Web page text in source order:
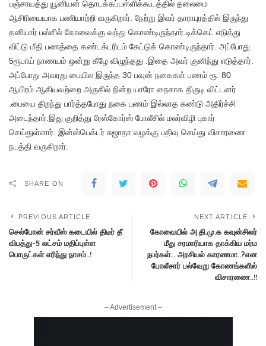
பஞ்சாயத்து யூனியன் தொடக்கப்பள்ளிக்கூடத்தில் தலைமை
ஆசிரியையாக பணியாற்றி வருகிறார். நேற்று இவர் தாராபுரத்தில் இருந்து
தனியார் பஸ்சில் கோவைக்கு வந்து கொண்டிருந்தார்.டிக்கெட் எடுத்து
விட்டு மீதி பணத்தை கண்டக்டரிடம் கேட்டுக் கொண்டிருந்தார். அப்போது
5ரூபாய் நாணயம் ஒன்று கீழே விழுந்தது .இதை அவர் குனிந்து எடுத்தார்.
அப்போது அவரது பையில இருந்த 30 பவுன் நகைகள் பணம் ரூ. 80
ஆயிரம் ஆகியவற்றை அருகில் நின்ற யாரோ நைசாக திருடி விட்டனர்
.பையை திறந்து பார்த்தபோது நகை பணம் இல்லாத கண்டு அதிர்ச்சி
அடைந்தார்.இது குறித்து ரேஸ்கோர்ஸ் போலீசில் மலர்விழி புகார்
செய்துள்ளார். இன்ஸ்பெக்டர் சுஜாதா வழக்கு பதிவு செய்து விசாரணை
நடத்தி வருகிறார்.
SHARE ON
PREVIOUS ARTICLE
செல்போன் சர்வீஸ் கடையில் திடீர் தீ
விபத்து-5 லட்சம் மதிப்புள்ள
பொருட்கள் எரிந்து நாசம்..!
NEXT ARTICLE
கோவையில் அ.தி.மு.க கவுன்சிலர்
மீது சரமாரியாக தாக்கிய மர்ம
நபர்கள்… அரசியல் காரணமா..?என
போலீசார் பல்வேறு கோணங்களில்
விசாரணை..!!
– Advertisement –